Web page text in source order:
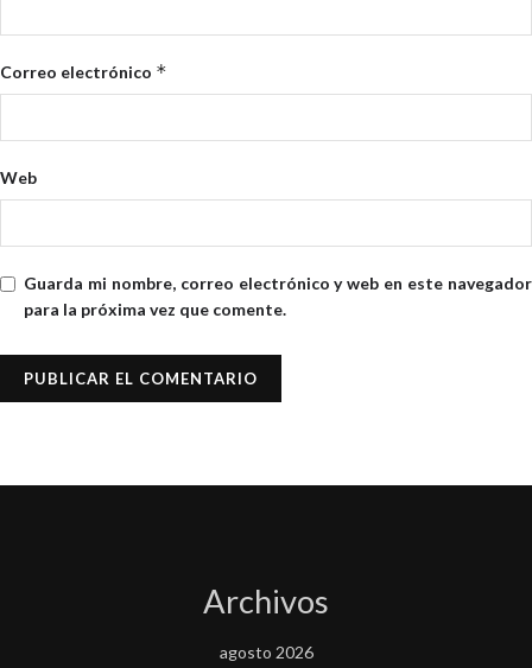
Correo electrónico *
Web
Guarda mi nombre, correo electrónico y web en este navegador
para la próxima vez que comente.
Archivos
agosto 2026